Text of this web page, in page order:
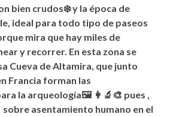
bien crudos❄ y la época de
, ideal para todo tipo de paseos
mira que hay miles de
y recorrer. En esta zona se
Cueva de Altamira, que junto
Francia forman las
la arqueología🖼 👩‍🔬🎨 pues ,
sobre asentamiento humano en el